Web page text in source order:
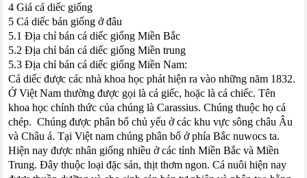
4 Giá cá diếc giống
5 Cá diếc bán giống ở đâu
5.1 Địa chỉ bán cá diếc giống Miền Bắc
5.2 Địa chỉ bán cá diếc giống Miền trung
5.3 Địa chỉ bán cá diếc giống Miền Nam:
Cá diếc được các nhà khoa học phát hiện ra vào những năm 1832.
Ở Việt Nam thường được gọi là cá giếc, hoặc là cá chiếc. Tên
khoa học chính thức của chúng là Carassius. Chúng thuộc họ cá
chép. Chúng được phân bổ chủ yếu ở các khu vực sông châu Âu
và Châu á. Tại Việt nam chúng phân bổ ở phía Bắc nuwocs ta.
Hiện nay được nhân giống nhiều ở các tỉnh Miền Bắc và Miền
Trung. Đây thuộc loại đặc sản, thịt thơm ngon. Cá nuôi hiện nay